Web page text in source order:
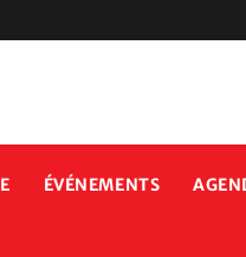
ÉVÉNEMENTS